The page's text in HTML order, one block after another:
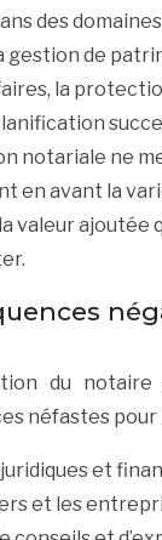
des
gestion de
la
notariale ne
en avant la
valeur ajoutée
du notaire
néfastes pour
et
et les